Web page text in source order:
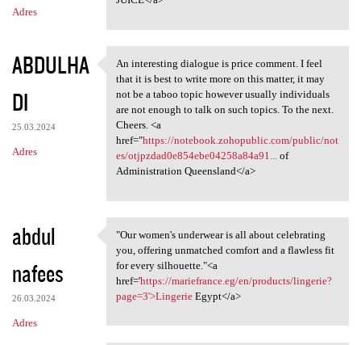
Adres
ABDULHA
DI
25.03.2024
Adres
An interesting dialogue is
An interesting dialogue is price comment. I feel
that it is best to write more on this matter, it may
not be a taboo topic however usually individuals
are not enough to talk on such topics. To the next.
Cheers. <a
href="https://notebook.zohopublic.com/public/not
es/otjpzdad0e854ebe04258a84a91...
of
Administration Queensland</a>
abdul
nafees
26.03.2024
Adres
"Our women's underwear is all
"Our women's underwear is all about celebrating
you, offering unmatched comfort and a flawless fit
for every silhouette."<a
href='https://mariefrance.eg/en/products/lingerie?
page=3'>LingerieEgypt</a>